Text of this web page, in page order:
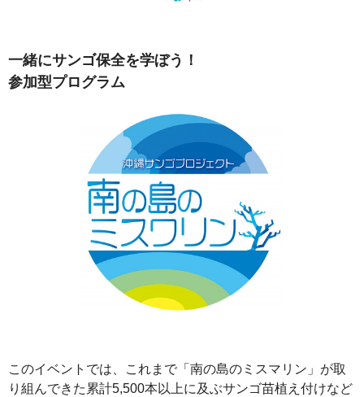
一緒にサンゴ保全を学ぼう！
参加型プログラム
このイベントでは、これまで「南の島のミスマリン」が取
り組んできた累計5,500本以上に及ぶサンゴ苗植え付けなど